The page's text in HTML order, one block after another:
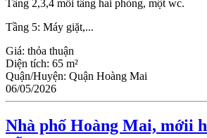
Tầng 2,3,4 mỗi tầng hai phòng, một wc.
Tầng 5: Máy giặt,...
Giá: thỏa thuận
Diện tích: 65 m²
Quận/Huyện: Quận Hoàng Mai
06/05/2026
Nhà phố Hoàng Mai, mớii